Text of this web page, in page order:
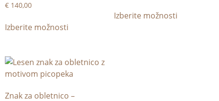
€ 140,00
Izberite možnosti
Izberite možnosti
Znak za obletnico –